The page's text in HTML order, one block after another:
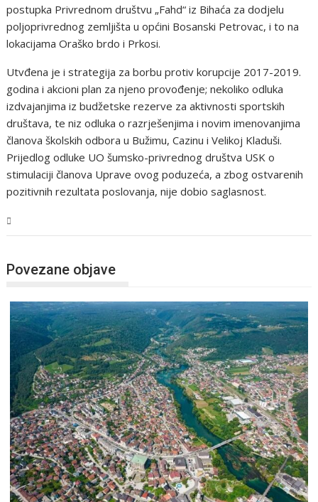
postupka Privrednom društvu „Fahd“ iz Bihaća za dodjelu
poljoprivrednog zemljišta u općini Bosanski Petrovac, i to na
lokacijama Oraško brdo i Prkosi.
Utvđena je i strategija za borbu protiv korupcije 2017-2019.
godina i akcioni plan za njeno provođenje; nekoliko odluka
izdvajanjima iz budžetske rezerve za aktivnosti sportskih
društava, te niz odluka o razrješenjima i novim imenovanjima
članova školskih odbora u Bužimu, Cazinu i Velikoj Kladuši.
Prijedlog odluke UO šumsko-privrednog društva USK o
stimulaciji članova Uprave ovog poduzeća, a zbog ostvarenih
pozitivnih rezultata poslovanja, nije dobio saglasnost.
Povezane objave